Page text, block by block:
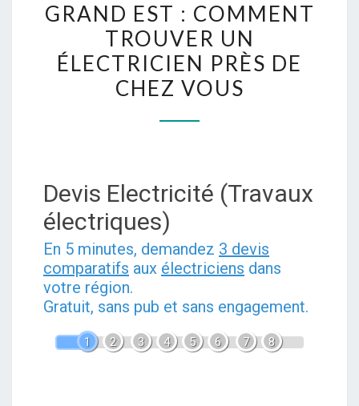
EST
:
COMMENT
TROUVER
ÉLECTRICIEN
CHEZ
GRAND EST : COMMENT
TROUVER UN
ÉLECTRICIEN PRÈS DE
CHEZ VOUS
Devis Electricité (Travaux
électriques)
En 5 minutes, demandez 3 devis
comparatifs aux électriciens dans
votre région.
Gratuit, sans pub et sans engagement.
1 2 3 4 5 6 7 8